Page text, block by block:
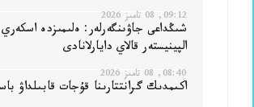
09:12, 08 تامىز 2026
شىڭداعى جاۋىنگەرلەر: ەلىمىزدە اسكەري
الپينيستەر قالاي دايارلانادى
08:40, 08 تامىز 2026
اكىمدىك گرانتتارىنا قۇجات قابىلداۋ